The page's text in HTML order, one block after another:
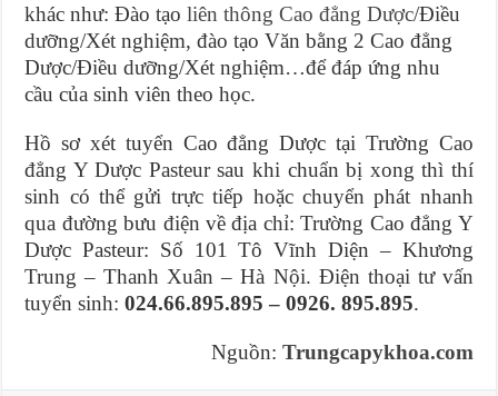
khác như: Đào tạoliên thông Cao đẳng Dược/Điều
dưỡng/Xét nghiệm, đào tạo Văn bằng 2 Cao đẳng
Dược/Điều dưỡng/Xét nghiệm…để đáp ứng nhu
cầu của sinh viên theo học.
Hồ sơ xét tuyển Cao đẳng Dược tại Trường Cao
đẳng Y Dược Pasteur sau khi chuẩn bị xong thì thí
sinh có thể gửi trực tiếp hoặc chuyển phát nhanh
qua đường bưu điện về địa chỉ: Trường Cao đẳng Y
Dược Pasteur: Số 101 Tô Vĩnh Diện – Khương
Trung – Thanh Xuân – Hà Nội. Điện thoại tư vấn
tuyển sinh:024.66.895.895 – 0926. 895.895.
Nguồn: Trungcapykhoa.com